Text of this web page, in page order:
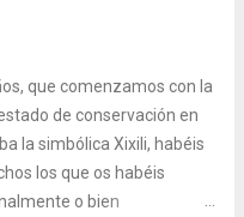
de de la iglesia de
Ya os he explicado
proceso de ruina de la
duda la más espectacular
el consiguiente traslado de
que comenzamos con la
de conservación en
la simbólica Xixili, habéis
los que os habéis
o bien